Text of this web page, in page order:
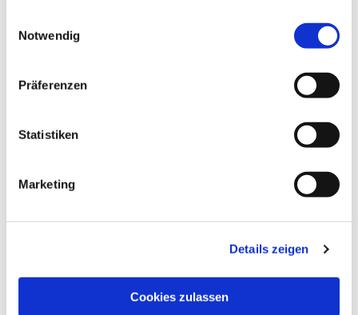
Notwendig
Präferenzen
Statistiken
Marketing
Details zeigen
Cookies zulassen